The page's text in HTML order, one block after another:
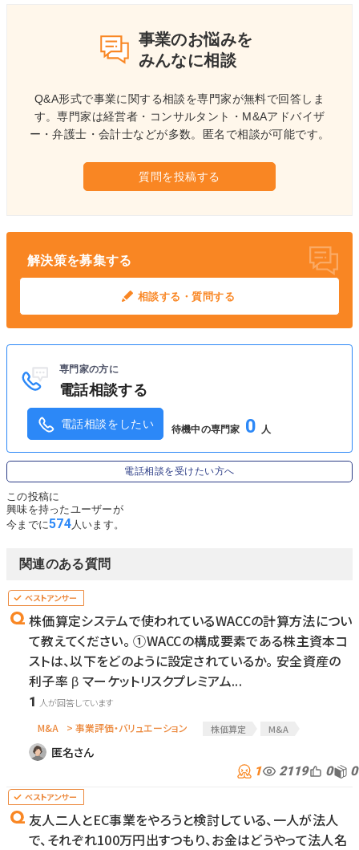
事業のお悩みを
みんなに相談
Q&A形式で事業に関する相談を専門家が無料で回答しま
す。専門家は経営者・コンサルタント・M&Aアドバイザ
ー・弁護士・会計士などが多数。
匿名で相談が可能です。
質問を投稿する
解決策を募集する
相談する・質問する
専門家の方に
電話相談する
電話相談をしたい 待機中の専門家 0 人
電話相談を受けたい方へ
この投稿に
興味を持ったユーザーが
今までに574人います。
関連のある質問
株価算定システムで使われているWACCの計算方法につい
て教えてください。 ①WACCの構成要素である株主資本コ
ストは、以下をどのように設定されているか。 安全資産の
利子率 β マーケットリスクプレミアム...
1
M&A > 事業評価・バリュエーション 株価算定 M&A
匿名さん
1 2119 0 0
友人二人とEC事業をやろうと検討している、一人が法人
で、それぞれ100万円出すつもり、お金はどうやって法人名